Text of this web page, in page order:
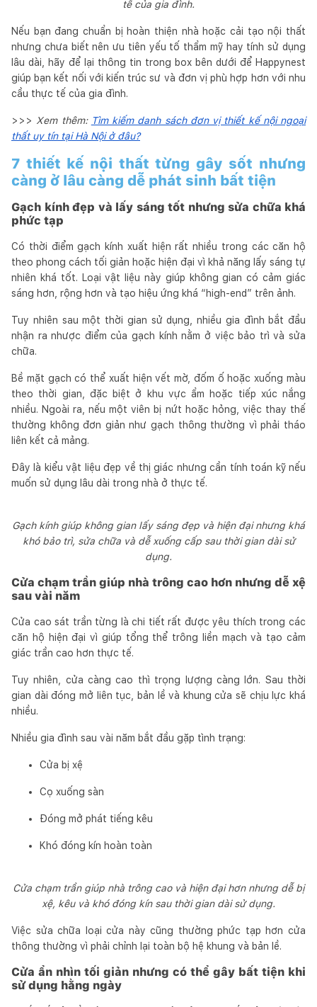
tế của gia đình.
Nếu bạn đang chuẩn bị hoàn thiện nhà hoặc cải tạo nội thất
nhưng chưa biết nên ưu tiên yếu tố thẩm mỹ hay tính sử dụng
lâu dài, hãy để lại thông tin trong box bên dưới để Happynest
giúp bạn kết nối với kiến trúc sư và đơn vị phù hợp hơn với nhu
cầu thực tế của gia đình.
>>> Xem thêm: Tìm kiếm danh sách đơn vị thiết kế nội ngoại
thất uy tín tại Hà Nội ở đâu?
7 thiết kế nội thất từng gây sốt nhưng
càng ở lâu càng dễ phát sinh bất tiện
Gạch kính đẹp và lấy sáng tốt nhưng sửa chữa khá
phức tạp
Có thời điểm gạch kính xuất hiện rất nhiều trong các căn hộ
theo phong cách tối giản hoặc hiện đại vì khả năng lấy sáng tự
nhiên khá tốt. Loại vật liệu này giúp không gian có cảm giác
sáng hơn, rộng hơn và tạo hiệu ứng khá “high-end” trên ảnh.
Tuy nhiên sau một thời gian sử dụng, nhiều gia đình bắt đầu
nhận ra nhược điểm của gạch kính nằm ở việc bảo trì và sửa
chữa.
Bề mặt gạch có thể xuất hiện vết mờ, đốm ố hoặc xuống màu
theo thời gian, đặc biệt ở khu vực ẩm hoặc tiếp xúc nắng
nhiều. Ngoài ra, nếu một viên bị nứt hoặc hỏng, việc thay thế
thường không đơn giản như gạch thông thường vì phải tháo
liên kết cả mảng.
Đây là kiểu vật liệu đẹp về thị giác nhưng cần tính toán kỹ nếu
muốn sử dụng lâu dài trong nhà ở thực tế.
Gạch kính giúp không gian lấy sáng đẹp và hiện đại nhưng khá
khó bảo trì, sửa chữa và dễ xuống cấp sau thời gian dài sử
dụng.
Cửa chạm trần giúp nhà trông cao hơn nhưng dễ xệ
sau vài năm
Cửa cao sát trần từng là chi tiết rất được yêu thích trong các
căn hộ hiện đại vì giúp tổng thể trông liền mạch và tạo cảm
giác trần cao hơn thực tế.
Tuy nhiên, cửa càng cao thì trọng lượng càng lớn. Sau thời
gian dài đóng mở liên tục, bản lề và khung cửa sẽ chịu lực khá
nhiều.
Nhiều gia đình sau vài năm bắt đầu gặp tình trạng:
Cửa bị xệ
Cọ xuống sàn
Đóng mở phát tiếng kêu
Khó đóng kín hoàn toàn
Cửa chạm trần giúp nhà trông cao và hiện đại hơn nhưng dễ bị
xệ, kêu và khó đóng kín sau thời gian dài sử dụng.
Việc sửa chữa loại cửa này cũng thường phức tạp hơn cửa
thông thường vì phải chỉnh lại toàn bộ hệ khung và bản lề.
Cửa ẩn nhìn tối giản nhưng có thể gây bất tiện khi
sử dụng hằng ngày